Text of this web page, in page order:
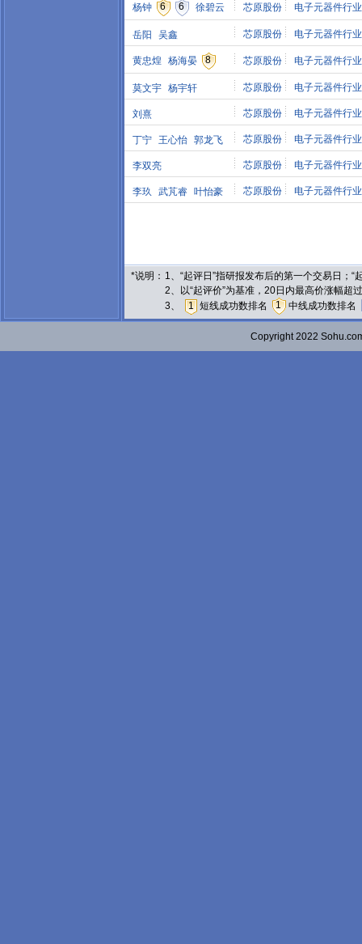
杨钟 6 6 徐碧云 芯原股份 电子元器件行业
岳阳 吴鑫 芯原股份 电子元器件行业
黄忠煌 杨海晏 8 芯原股份 电子元器件行业
莫文宇 杨宇轩 芯原股份 电子元器件行业
刘熹 芯原股份 电子元器件行业
丁宁 王心怡 郭龙飞 芯原股份 电子元器件行业
李双亮 芯原股份 电子元器件行业
李玖 武芃睿 叶怡豪 芯原股份 电子元器件行业
*说明： 1、“起评日”指研报发布后的第一个交易日；
2、以“起评价”为基准，20日内最高价涨幅
3、
1 短线成功数排名 1 中线成功数排名
Copyright 2022